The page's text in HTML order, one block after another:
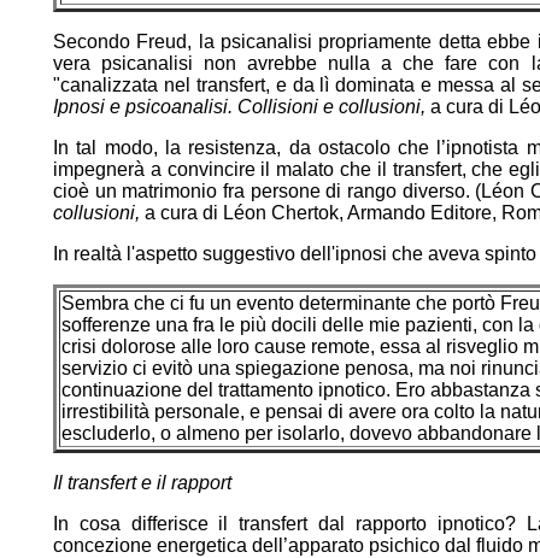
Secondo Freud, la psicanalisi propriamente detta
vera psicanalisi non avrebbe nulla a che fare con
"canalizzata nel transfert, e da lì dominata e messa al
Ipnosi e psicoanalisi. Collisioni e collusioni, a cura di
In tal modo, la resistenza, da ostacolo che
impegnerà a convincire il malato che il transfert, che
cioè un matrimonio fra persone di rango diverso. (Léon
collusioni, a cura di Léon Chertok, Armando Editore,
In realtà l'aspetto suggestivo dell'ipnosi che aveva
Sembra che ci fu un evento determinante che portò
sofferenze una fra le più docili delle mie pazienti, con
crisi dolorose alle loro cause remote, essa al risveglio
servizio ci evitò una spiegazione penosa, ma noi
continuazione del trattamento ipnotico. Ero
irrestibilità personale, e pensai di avere ora colto la
escluderlo, o almeno per isolarlo, dovevo abbandonare
Il transfert e il rapport
In cosa differisce il transfert dal rapporto ipnotico?
concezione energetica dell’apparato psichico dal fluido